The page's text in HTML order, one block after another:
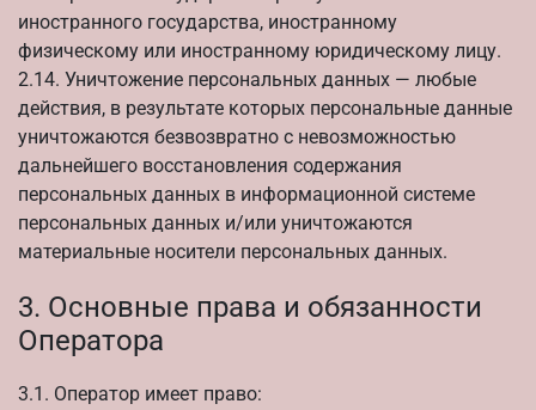
иностранного государства, иностранному
физическому или иностранному юридическому лицу.
2.14. Уничтожение персональных данных — любые
действия, в результате которых персональные данные
уничтожаются безвозвратно с невозможностью
дальнейшего восстановления содержания
персональных данных в информационной системе
персональных данных и/или уничтожаются
материальные носители персональных данных.
3. Основные права и обязанности
Оператора
3.1. Оператор имеет право: